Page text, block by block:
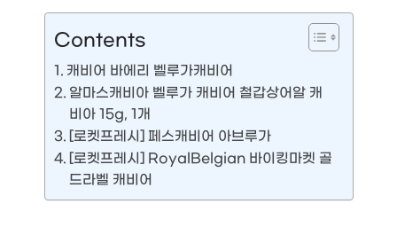
Contents
캐비어 바에리 벨루가캐비어
알마스캐비아 벨루가 캐비어 철갑상어알 캐
비아 15g, 1개
[로켓프레시] 페스캐비어 아브루가
[로켓프레시] RoyalBelgian 바이킹마켓 골
드라벨 캐비어